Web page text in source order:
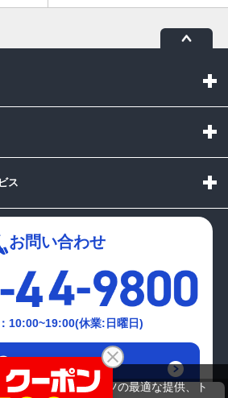
ス
お問い合わせ
10:00~19:00(休業:日曜日)
せはこちら
向上およびコンテンツの最適な提供、ト